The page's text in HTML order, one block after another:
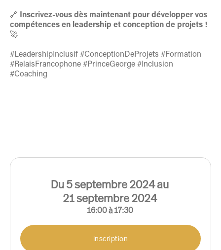
🔗 Inscrivez-vous dès maintenant pour développer vos
compétences en leadership et conception de projets !
🚀
#LeadershipInclusif #ConceptionDeProjets #Formation
#RelaisFrancophone #PrinceGeorge #Inclusion
#Coaching
Du5septembre2024au
21septembre2024
16:00à 17:30
Inscription